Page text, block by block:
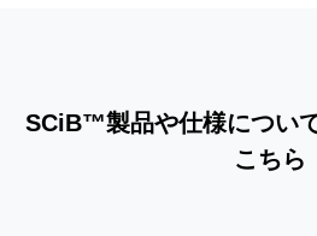
SCiB™製品や仕様につい
こちら